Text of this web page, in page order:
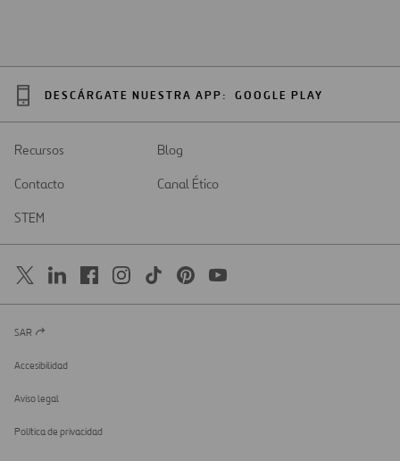
DESCÁRGATE NUESTRA APP: GOOGLE PLAY
Recursos
Blog
Contacto
Canal Ético
STEM
Abrir
una
nueva
SAR
Accesibilidad
Aviso legal
Política de privacidad